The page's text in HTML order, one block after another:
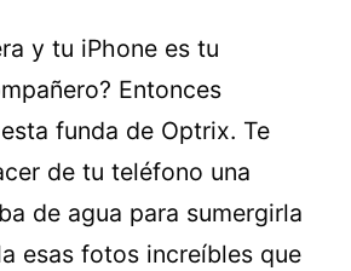
y tu iPhone es tu
Entonces
funda de Optrix. Te
de tu teléfono una
de agua para sumergirla
esas fotos increíbles que